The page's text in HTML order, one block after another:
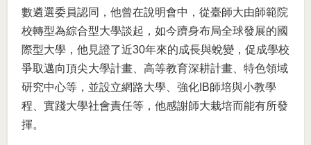
數遴選委員認同，他曾在說明會中，從臺師大由師範院
校轉型為綜合型大學談起，如今躋身布局全球發展的國
際型大學，他見證了近30年來的成長與蛻變，促成學校
爭取邁向頂尖大學計畫、高等教育深耕計畫、特色領域
研究中心等，並設立網路大學、強化IB師培與小教學
程、實踐大學社會責任等，他感謝師大栽培而能有所發
揮。